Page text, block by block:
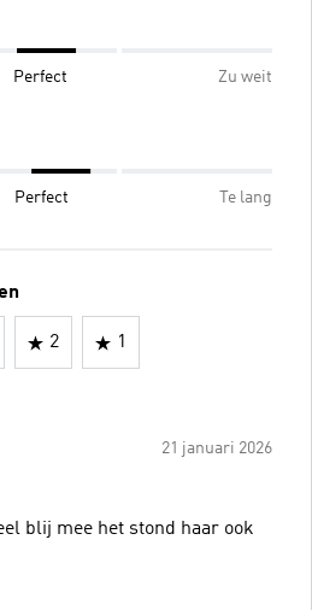
Perfect Zu weit
Perfect Te lang
2 1
21 januari 2026
blij mee het stond haar ook